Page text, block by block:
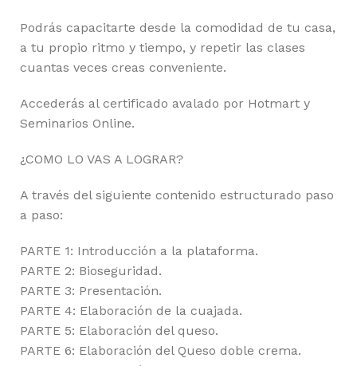
Podrás capacitarte desde la comodidad de tu casa,
a tu propio ritmo y tiempo, y repetir las clases
cuantas veces creas conveniente.
Accederás al certificado avalado por Hotmart y
Seminarios Online.
¿COMO LO VAS A LOGRAR?
A través del siguiente contenido estructurado paso
a paso:
PARTE 1: Introducción a la plataforma.
PARTE 2: Bioseguridad.
PARTE 3: Presentación.
PARTE 4: Elaboración de la cuajada.
PARTE 5: Elaboración del queso.
PARTE 6: Elaboración del Queso doble crema.